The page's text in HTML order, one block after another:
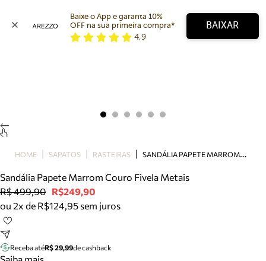
Bolsa
Tamanco
Tênis
Mule
Tire dúvidas sobre pedidos, devoluções e mais.
Baixe o App e garanta 10%
OFF na sua primeira compra*
4,9
BAIXAR
HOME SAPATOS RASTEIRAS S
ANDÁLIA PAPETE MARROM COURO FIVELA METAIS
Sandália Papete Marrom Couro Fivela Metais
R$ 499,90 R$249,90
ou 2x de R$124,95 sem juros
Receba atéR$ 29,99de cashback